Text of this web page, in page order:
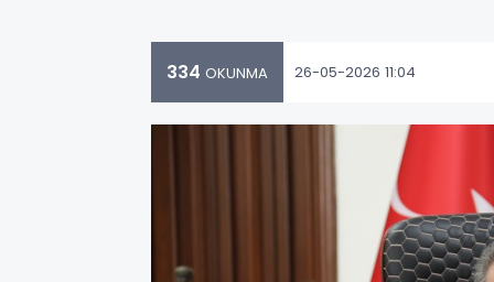
334 OKUNMA 26-05-2026 11:04